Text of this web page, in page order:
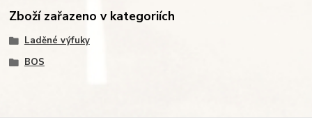
Zboží zařazeno v kategoriích
Laděné výfuky
BOS